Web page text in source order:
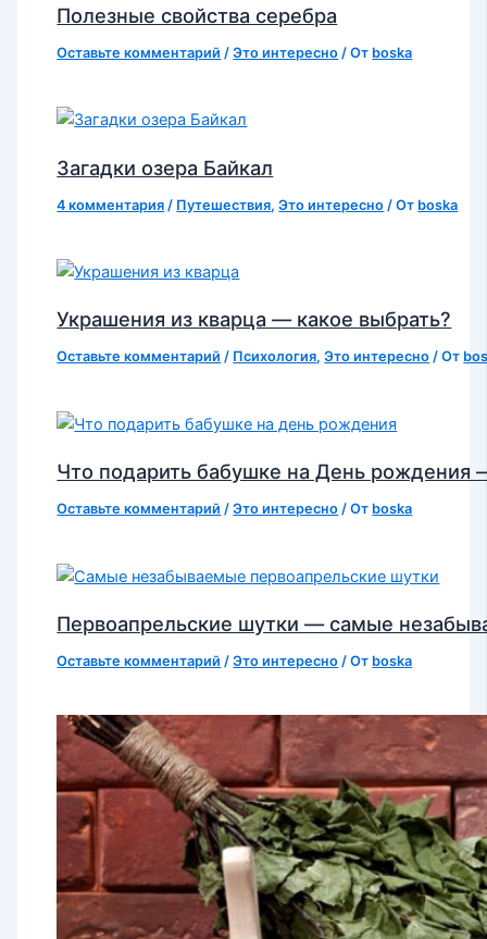
Полезные свойства серебра
Оставьте комментарий /Это интересно / От boska
Загадки озера Байкал
4 комментария / Путешествия,Это интересно / От boska
Украшения из кварца — какое выбрать?
Оставьте комментарий / Психология,Это интересно / От
Что подарить бабушке на День рождения
Оставьте комментарий /Это интересно / От boska
Первоапрельские шутки — самые
Оставьте комментарий /Это интересно / От boska